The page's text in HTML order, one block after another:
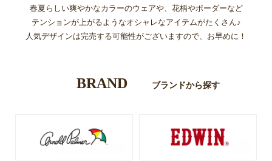
春夏らしい爽やかなカラーのウェアや、花柄やボーダーなど
テンションが上がるようなオシャレなアイテムがたくさん♪
人気デザインは完売する可能性がございますので、お早めに！
BRAND ブランドから探す